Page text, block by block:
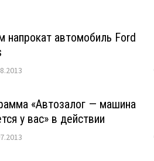
напрокат автомобиль Ford
«Автозалог — машина
у вас» в действии